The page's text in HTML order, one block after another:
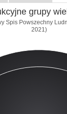
grupy
Spis Powszechny
2021)